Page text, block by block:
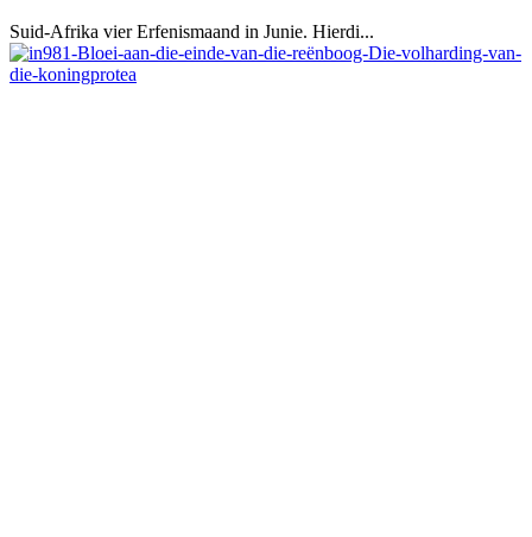
Suid-Afrika vier Erfenismaand in Junie. Hierdi...